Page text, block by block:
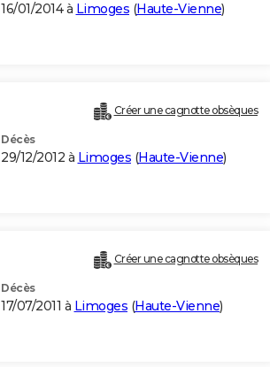
16/01/2014 à Limoges (Haute-Vienne)
Créer une cagnotte obsèques
Décès
29/12/2012 à Limoges (Haute-Vienne)
Créer une cagnotte obsèques
Décès
17/07/2011 à Limoges (Haute-Vienne)